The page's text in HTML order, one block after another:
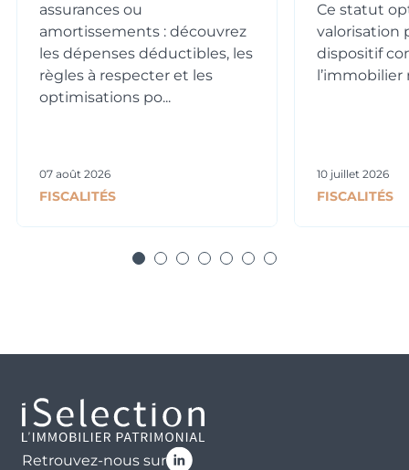
assurances ou
amortissements : découvrez
les dépenses déductibles, les
règles à respecter et les
optimisations po...
07 août 2026
FISCALITÉS
Ce statut
valorisation
dispositif
l’immobilier
10 juillet 2026
FISCALITÉS
Retrouvez-nous sur